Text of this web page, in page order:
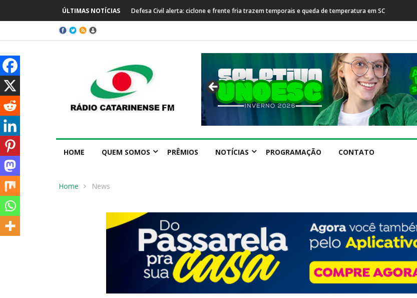
ÚLTIMAS NOTÍCIAS
Defesa Civil alerta: ciclone e frente fria trazem temporais e queda de temperatura em SCPrefeitura de Capinzal se manifesta
HOME QUEM SOMOS PRÊMIOS NOTÍCIAS PROGRAMAÇÃO CONTATO
Home News